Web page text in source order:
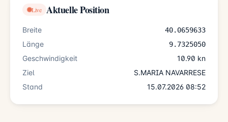
Live Aktuelle Position
Breite 40.0659633
Länge 9.7325050
Geschwindigkeit
10.90 kn
Ziel
S.MARIA NAVARRESE
Stand
15.07.2026 08:52